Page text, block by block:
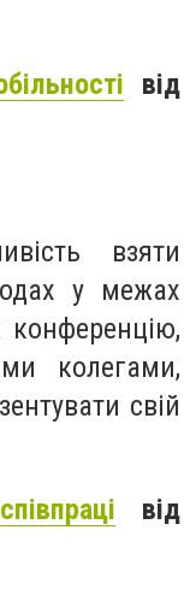
від
взяти
у межах
колегами,
свій
від